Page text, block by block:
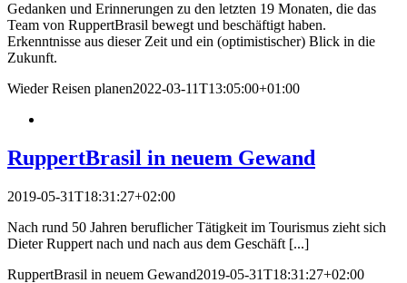
Gedanken und Erinnerungen zu den letzten 19 Monaten, die das
Team von RuppertBrasil bewegt und beschäftigt haben.
Erkenntnisse aus dieser Zeit und ein (optimistischer) Blick in die
Zukunft.
Wieder Reisen planen2022-03-11T13:05:00+01:00
RuppertBrasil in neuem Gewand
2019-05-31T18:31:27+02:00
Nach rund 50 Jahren beruflicher Tätigkeit im Tourismus zieht sich
Dieter Ruppert nach und nach aus dem Geschäft [...]
RuppertBrasil in neuem Gewand2019-05-31T18:31:27+02:00